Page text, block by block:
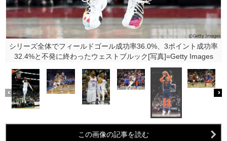
シリーズ全体でフィールドゴール成功率36.0%、3ポイント成功率
32.4%と不発に終わったウェストブルック[写真]=Getty Images
この画像の記事を読む